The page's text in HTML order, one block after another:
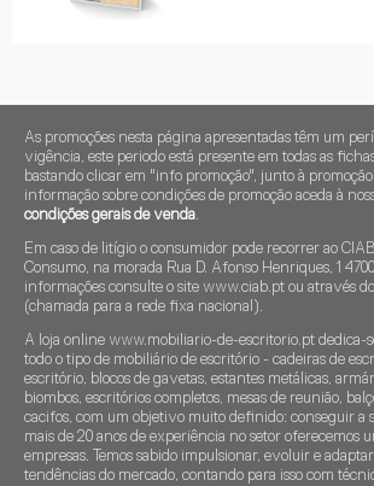
As promoções nesta página apresentadas têm um
vigência, este periodo está presente em todas as
bastando clicar em "info promoção", junto à
informação sobre condições de promoção aceda à
condições gerais de venda.
Em caso de litígio o consumidor pode recorrer ao
Consumo, na morada Rua D. Afonso Henriques, 1
informações consulte o site www.ciab.pt ou através
(chamada para a rede fixa nacional).
A loja online www.mobiliario-de-escritorio.pt dedica-
todo o tipo de mobiliário de escritório - cadeiras de
escritório, blocos de gavetas, estantes metálicas,
biombos, escritórios completos, mesas de reunião,
cacifos, com um objetivo muito definido: conseguir a
mais de 20 anos de experiência no setor oferecemos
empresas. Temos sabido impulsionar, evoluir e
tendências do mercado, contando para isso com